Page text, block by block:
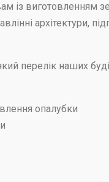
із виготовленням
архітектури,
перелік наших
опалубки